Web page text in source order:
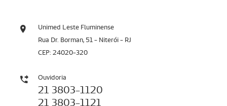
Unimed Leste Fluminense
Rua Dr. Borman, 51 - Niterói - RJ
CEP: 24020-320
Ouvidoria
21 3803-1120
21 3803-1121